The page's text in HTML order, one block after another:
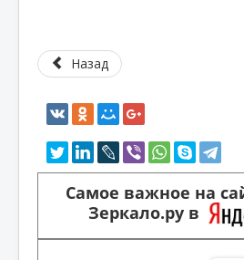
Назад
Самое важное на
Зеркало.ру в